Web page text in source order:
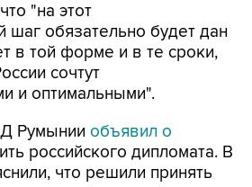
"на этот
шаг обязательно будет дан
в той форме и в те сроки,
сочтут
и оптимальными".
Румынии объявил о
российского дипломата. В
что решили принять